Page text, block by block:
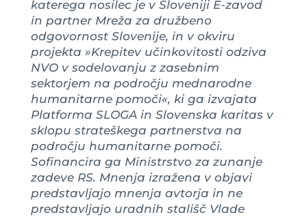
katerega nosilec je v Sloveniji E-zavod
in partner Mreža za družbeno
odgovornost Slovenije, in v okviru
projekta »Krepitev učinkovitosti odziva
NVO v sodelovanju z zasebnim
sektorjem na področju mednarodne
humanitarne pomoči«, ki ga izvajata
Platforma SLOGA in Slovenska karitas v
sklopu strateškega partnerstva na
področju humanitarne pomoči.
Sofinancira ga Ministrstvo za zunanje
zadeve RS. Mnenja izražena v objavi
predstavljajo mnenja avtorja in ne
predstavljajo uradnih stališč Vlade